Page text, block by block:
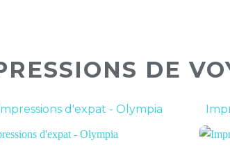
DE
Impressions d'expat - Olympia